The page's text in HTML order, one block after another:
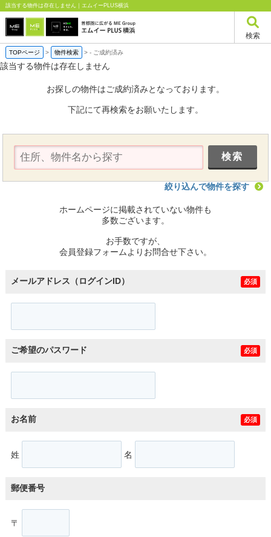
該当する物件は存在しません｜エムイーPLUS横浜
検索
TOPページ > 物件検索 >- ご成約済み
該当する物件は存在しません
お探しの物件はご成約済みとなっております。
下記にて再検索をお願いたします。
絞り込んで物件を探す
ホームページに掲載されていない物件も
多数ございます。
お手数ですが、
会員登録フォームよりお問合せ下さい。
メールアドレス（ログインID） 必須
ご希望のパスワード 必須
お名前 必須
姓 名
郵便番号
〒